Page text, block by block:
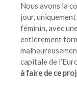
Nous avons la
jour,
féminin, avec
entièrement
capitale de
à faire de ce